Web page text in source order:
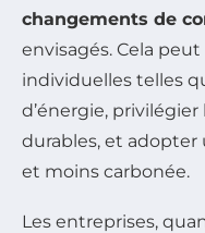
changements de
envisagés. Cela
individuelles telles
d’énergie,
durables, et
et moins carbonée.
Les entreprises,